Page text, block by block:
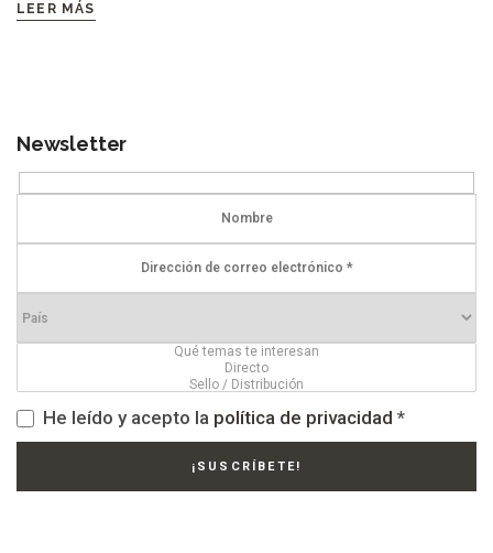
LEER MÁS
Newsletter
He leído y acepto la política de privacidad *